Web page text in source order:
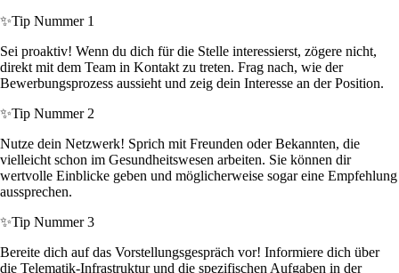
✨Tip Nummer 1
Sei proaktiv! Wenn du dich für die Stelle interessierst, zögere nicht,
direkt mit dem Team in Kontakt zu treten. Frag nach, wie der
Bewerbungsprozess aussieht und zeig dein Interesse an der Position.
✨Tip Nummer 2
Nutze dein Netzwerk! Sprich mit Freunden oder Bekannten, die
vielleicht schon im Gesundheitswesen arbeiten. Sie können dir
wertvolle Einblicke geben und möglicherweise sogar eine Empfehlung
aussprechen.
✨Tip Nummer 3
Bereite dich auf das Vorstellungsgespräch vor! Informiere dich über
die Telematik-Infrastruktur und die spezifischen Aufgaben in der